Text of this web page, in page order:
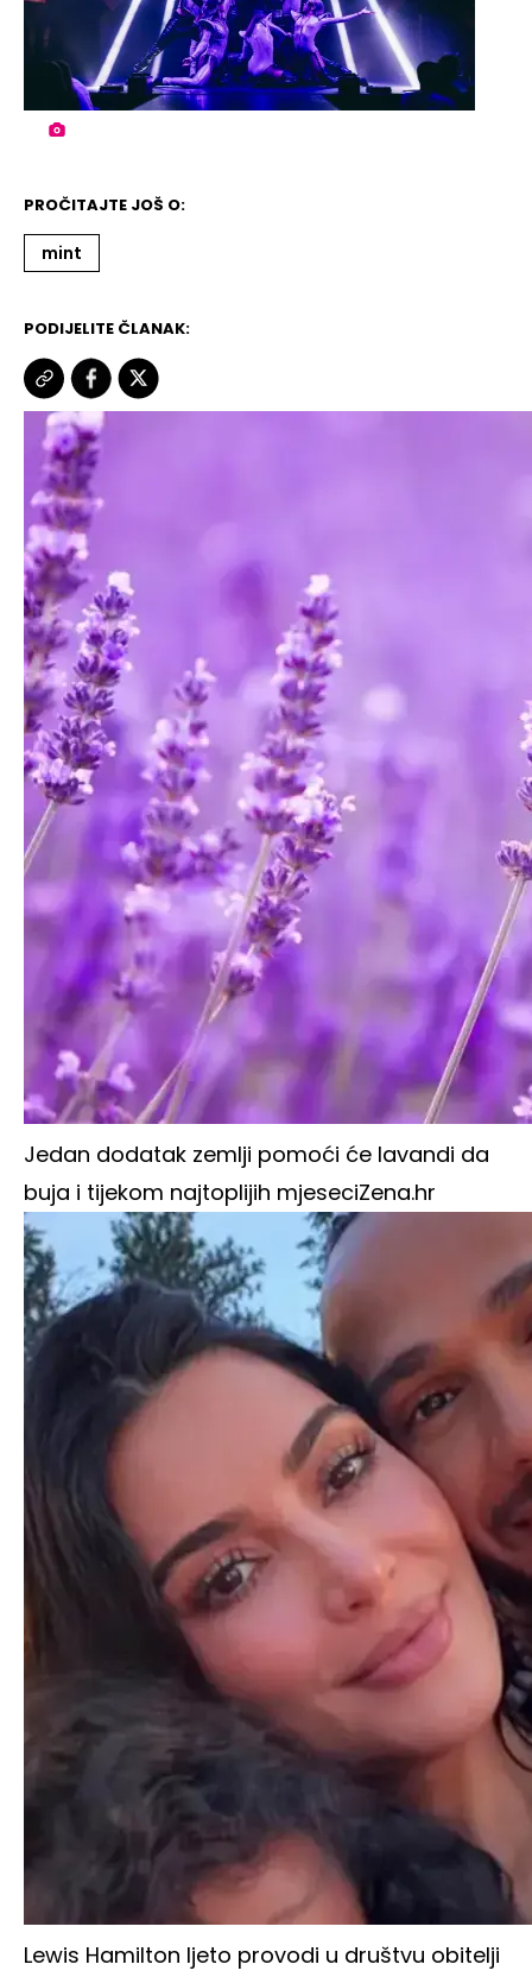
PROČITAJTE JOŠ O:
mint
PODIJELITE ČLANAK:
Jedan dodatak zemlji pomoći će lavandi da
buja i tijekom najtoplijih mjeseciZena.hr
Lewis Hamilton ljeto provodi u društvu obitelji